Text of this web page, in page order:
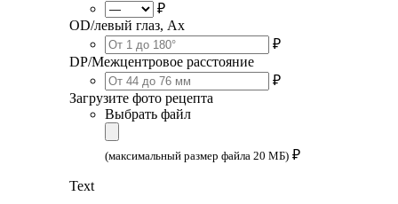
₽
OD/левый глаз, Ax
₽
DP/Межцентровое расстояние
₽
Загрузите фото рецепта
Выбрать файл
(максимальный размер файла 20 МБ) ₽
Text